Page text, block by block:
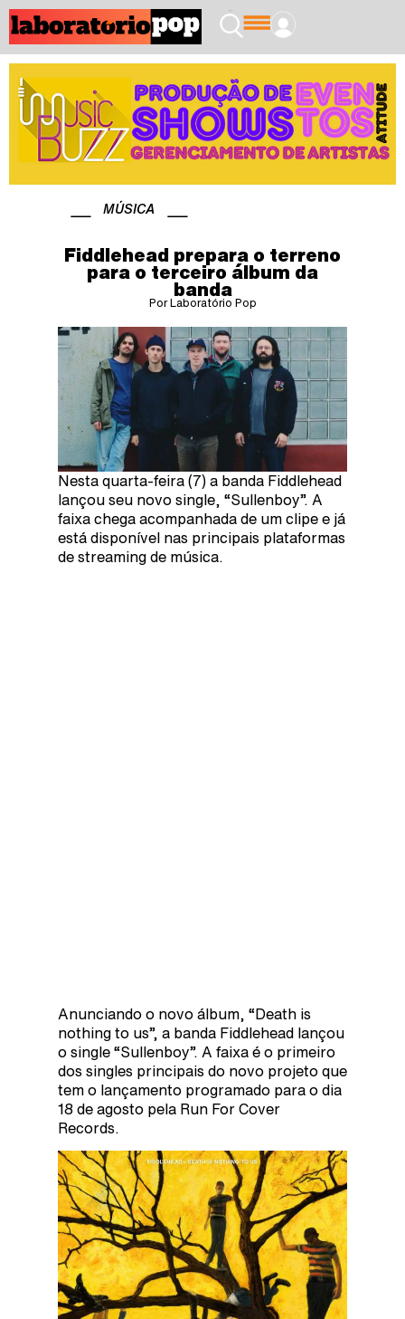
MÚSICA
Fiddlehead prepara o terreno
para o terceiro álbum da
banda
Por Laboratório Pop
Nesta quarta-feira (7) a banda Fiddlehead
lançou seu novo single, “Sullenboy”. A
faixa chega acompanhada de um clipe e já
está disponível nas principais plataformas
de streaming de música.
Anunciando o novo álbum, “Death is
nothing to us”, a banda Fiddlehead lançou
o single “Sullenboy”. A faixa é o primeiro
dos singles principais do novo projeto que
tem o lançamento programado para o dia
18 de agosto pela Run For Cover
Records.